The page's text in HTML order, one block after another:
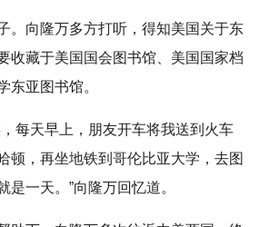
。向隆万多方打听，得知美国关于东
收藏于美国国会图书馆、美国国家档
东亚图书馆。
每天早上，朋友开车将我送到火车
顿，再坐地铁到哥伦比亚大学，去图
是一天。”向隆万回忆道。